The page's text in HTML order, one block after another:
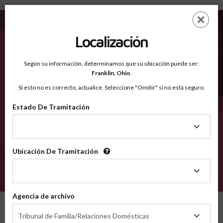
Dallas MO - Condados Reconocidos
EN
Condados Reconocidos
2600
Localización
Según su información, determinamos que su ubicación puede ser:
Franklin, Ohio.
Si esto no es correcto, actualice. Seleccione "Omitir" si no está seguro.
Estado De Tramitación
Tramitación
Ubicación De Tramitación
Tramitación
Agencia de archivo
Tribunal de Familia/Relaciones Domésticas
de